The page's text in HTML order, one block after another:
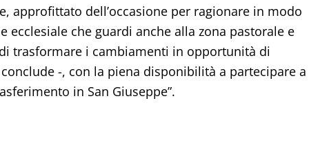
approfittato dell’occasione per ragionare in modo
che guardi anche alla zona pastorale e
trasformare i cambiamenti in opportunità di
-, con la piena disponibilità a partecipare a
in San Giuseppe”.